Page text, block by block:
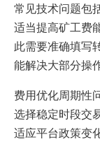
常见技术问题包
适当提高矿工费
此需要准确填写
能解决大部分操
费用优化周期性
选择稳定时段交
适应平台政策变